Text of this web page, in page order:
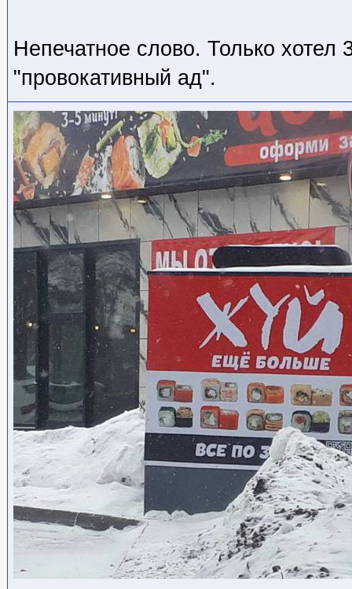
Непечатное слово. Только хотел
"провокативный ад".